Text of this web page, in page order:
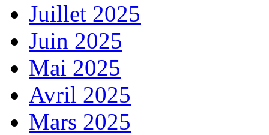
Juillet 2025
Juin 2025
Mai 2025
Avril 2025
Mars 2025